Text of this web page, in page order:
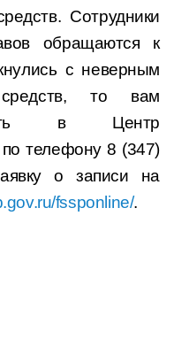
Сотрудники
обращаются к
с неверным
то вам
в Центр
телефону 8 (347)
о записи на
fssponline/.